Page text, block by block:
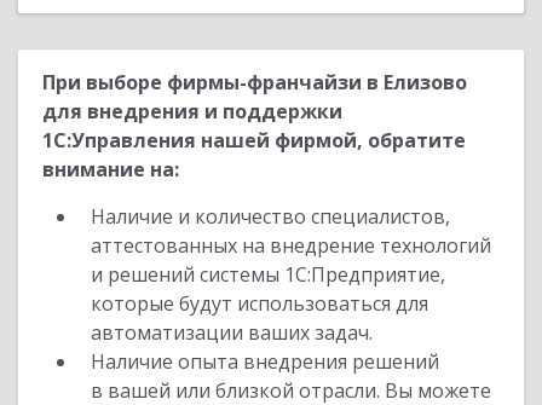
При выборе фирмы-франчайзи в Елизово
для внедрения и поддержки
1С:Управления нашей фирмой, обратите
внимание на:
Наличие и количество специалистов,
аттестованных на внедрение технологий
и решений системы 1С:Предприятие,
которые будут использоваться для
автоматизации ваших задач.
Наличие опыта внедрения решений
в вашей или близкой отрасли. Вы можете